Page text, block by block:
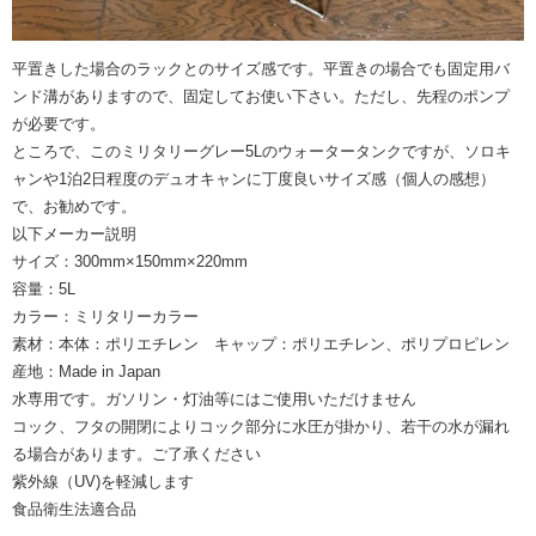
平置きした場合のラックとのサイズ感です。平置きの場合でも固定用バ
ンド溝がありますので、固定してお使い下さい。ただし、先程のポンプ
が必要です。
ところで、このミリタリーグレー5Lのウォータータンクですが、ソロキ
ャンや1泊2日程度のデュオキャンに丁度良いサイズ感（個人の感想）
で、お勧めです。
以下メーカー説明
サイズ：300mm×150mm×220mm
容量：5L
カラー：ミリタリーカラー
素材：本体：ポリエチレン キャップ：ポリエチレン、ポリプロピレン
産地：Made in Japan
水専用です。ガソリン・灯油等にはご使用いただけません
コック、フタの開閉によりコック部分に水圧が掛かり、若干の水が漏れ
る場合があります。ご了承ください
紫外線（UV)を軽減します
食品衛生法適合品